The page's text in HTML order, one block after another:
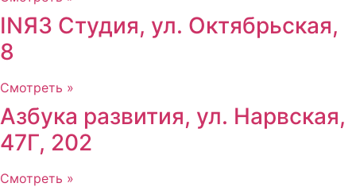
INЯЗ Студия, ул. Октябрьская,
8
Смотреть »
Азбука развития, ул. Нарвская,
47Г, 202
Смотреть »